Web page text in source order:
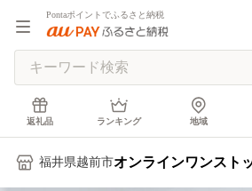
Pontaポイントでふるさと納税
返礼品 ランキング 地域
福井県越前市オンラインワンスト